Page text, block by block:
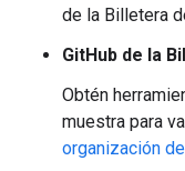
de la Billetera
GitHub de la
Obtén
muestra para
organización